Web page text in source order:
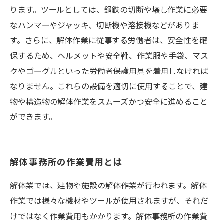
ります。ツールとしては、鋼鉄の切断や壊し作業に必要
なハンマーやジャッキ、切断機や溶接機などがありま
す。さらに、解体作業に従事する労働者は、安全性を確
保するため、ヘルメットや安全靴、作業服や手袋、マス
クやゴーグルといった労働者保護用具を着用しなければ
なりません。これらの設備を適切に使用することで、建
物や構造物の解体作業をスムーズかつ安全に進めること
ができます。
解体事務所の作業費用とは
解体業では、建物や施設の解体作業が行われます。解体
作業では様々な機材やツールが使用されますが、それだ
けではなく作業費用もかかります。解体事務所の作業費